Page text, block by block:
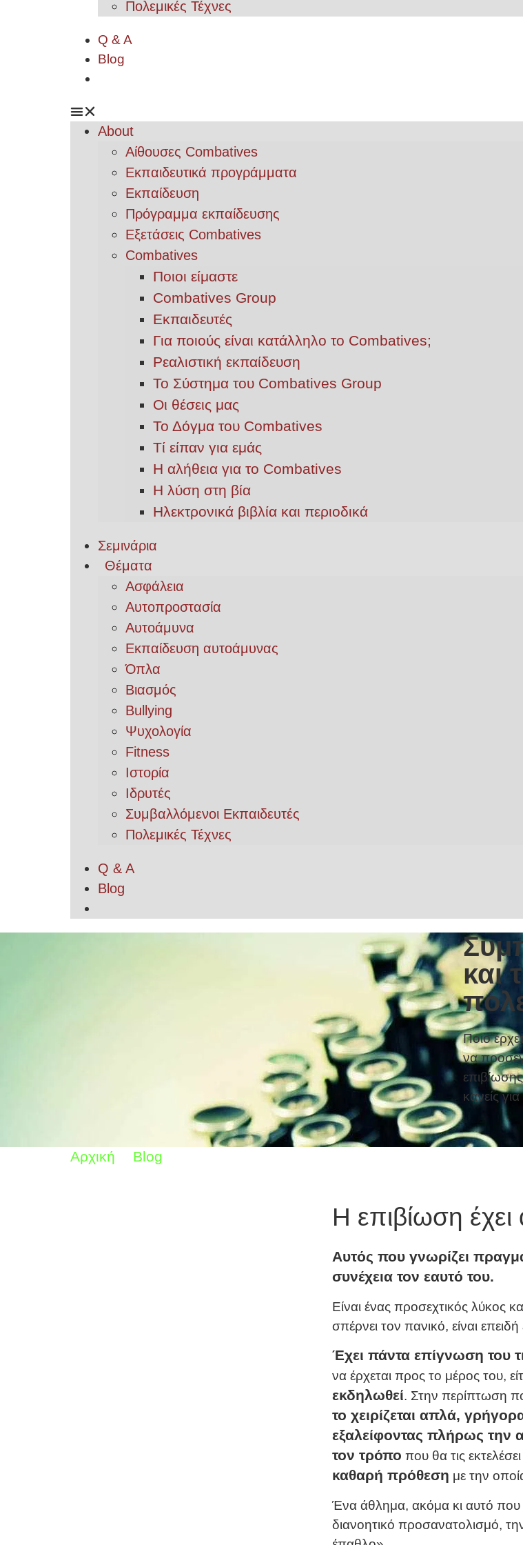
Πολεμικές Τέχνες
Q & A
Blog
About
Αίθουσες Combatives
Εκπαιδευτικά προγράμματα
Εκπαίδευση
Πρόγραμμα εκπαίδευσης
Εξετάσεις Combatives
Combatives
Ποιοι είμαστε
Combatives Group
Εκπαιδευτές
Για ποιούς είναι κατάλληλο το Combatives;
Ρεαλιστική εκπαίδευση
Το Σύστημα του Combatives Group
Οι θέσεις μας
Το Δόγμα του Combatives
Τί είπαν για εμάς
Η αλήθεια για το Combatives
Η λύση στη βία
Ηλεκτρονικά βιβλία και περιοδικά
Σεμινάρια
Θέματα
Ασφάλεια
Αυτοπροστασία
Αυτοάμυνα
Εκπαίδευση αυτοάμυνας
Όπλα
Βιασμός
Bullying
Ψυχολογία
Fitness
Ιστορία
Ιδρυτές
Συμβαλλόμενοι Εκπαιδευτές
Πολεμικές Τέχνες
Q & A
Blog
και
Ποιο
να
κανείς
Αρχική Blog
Η επιβίωση
Αυτός που γνωρίζει
συνέχεια τον εαυτό του.
Είναι ένας προσεχτικός λύκος
σπέρνει τον πανικό, είναι
Έχει πάντα επίγνωση του
να έρχεται προς το μέρος του,
εκδηλωθεί. Στην περίπτωση
το χειρίζεται απλά,
εξαλείφοντας πλήρως την
τον τρόπο που θα τις
καθαρή πρόθεση με την
Ένα άθλημα, ακόμα κι αυτό που
διανοητικό προσανατολισμό,